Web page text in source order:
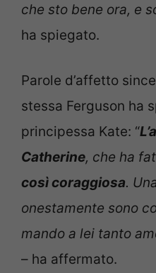
che sto bene ora, e
ha spiegato.
Parole d’affetto
stessa Ferguson ha
principessa Kate: “
Catherine, che ha
così coraggiosa.
onestamente sono
mando a lei tanto
– ha affermato.